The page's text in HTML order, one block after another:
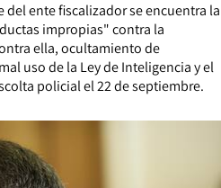
del ente fiscalizador se encuentra la
impropias" contra la
ella, ocultamiento de
uso de la Ley de Inteligencia y el
policial el 22 de septiembre.